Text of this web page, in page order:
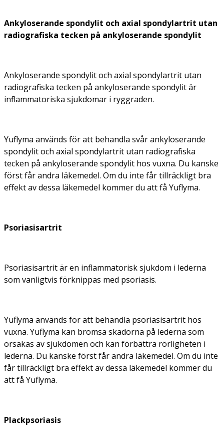
Ankyloserande spondylit och axial spondylartrit utan
radiografiska tecken på ankyloserande spondylit
Ankyloserande spondylit och axial spondylartrit utan
radiografiska tecken på ankyloserande spondylit är
inflammatoriska sjukdomar i ryggraden.
Yuflyma används för att behandla svår ankyloserande
spondylit och axial spondylartrit utan radiografiska
tecken på ankyloserande spondylit hos vuxna. Du kanske
först får andra läkemedel. Om du inte får tillräckligt bra
effekt av dessa läkemedel kommer du att få Yuflyma.
Psoriasisartrit
Psoriasisartrit är en inflammatorisk sjukdom i lederna
som vanligtvis förknippas med psoriasis.
Yuflyma används för att behandla psoriasisartrit hos
vuxna. Yuflyma kan bromsa skadorna på lederna som
orsakas av sjukdomen och kan förbättra rörligheten i
lederna. Du kanske först får andra läkemedel. Om du inte
får tillräckligt bra effekt av dessa läkemedel kommer du
att få Yuflyma.
Plackpsoriasis